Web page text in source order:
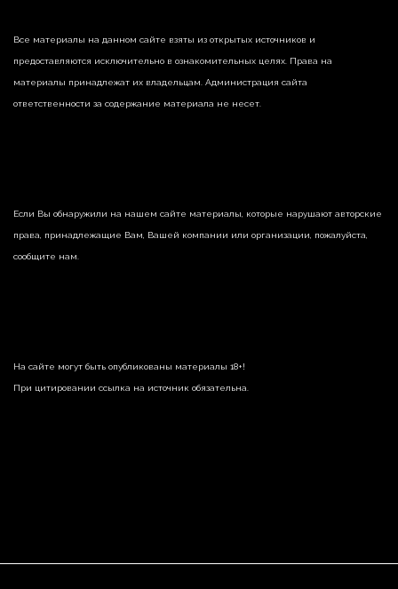
Все материалы на данном сайте взяты из открытых источников и
предоставляются исключительно в ознакомительных целях. Права на
материалы принадлежат их владельцам. Администрация сайта
ответственности за содержание материала не несет.
Если Вы обнаружили на нашем сайте материалы, которые нарушают авторские
права, принадлежащие Вам, Вашей компании или организации, пожалуйста,
сообщите нам.
На сайте могут быть опубликованы материалы 18+!
При цитировании ссылка на источник обязательна.